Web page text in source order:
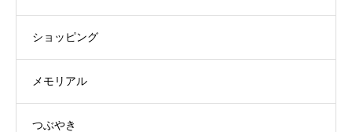
ショッピング
メモリアル
つぶやき